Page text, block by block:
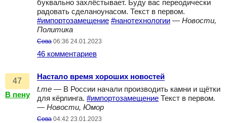
буквально захлёстывает. Буду вас переодически
радовать сделаноунасом. Текст в первом.
#импортозамещение #нанотехнологии — Новости,
Политика
Сова 06:36 24.01.2023
46 комментариев
47
В пену
Настало время хороших новостей
t.me — В России начали производить камни и щётки
для кёрлинга. #импортозамещение Текст в первом.
— Новости, Юмор
Сова 04:42 23.01.2023